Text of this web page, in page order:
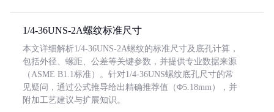
1/4-36UNS-2A螺纹标准尺寸
本文详细解析1/4-36UNS-2A螺纹的标准尺寸及底孔计算，
包括外径、螺距、公差等关键参数，并提供专业数据来源
（ASME B1.1标准）。针对1/4-36UNS螺纹底孔尺寸的常
见疑问，通过公式推导给出精确推荐值（Φ5.18mm），并
附加工艺建议与扩展知识。